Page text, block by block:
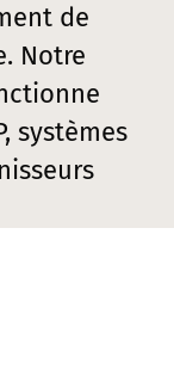
de
Notre
systèmes